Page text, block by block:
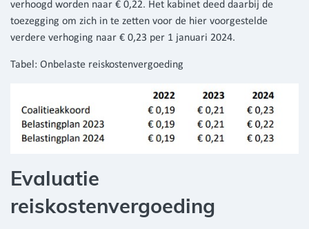
verhoogd worden naar € 0,22. Het kabinet deed daarbij de
toezegging om zich in te zetten voor de hier voorgestelde
verdere verhoging naar € 0,23 per 1 januari 2024.
Tabel: Onbelaste reiskostenvergoeding
Evaluatie
reiskostenvergoeding